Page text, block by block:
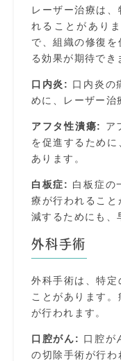
レーザー治療は
れることがあり
で、組織の修復
る効果が期待でき
口内炎: 口内炎の
めに、レーザー治
アフタ性潰瘍:
ア
を促進するため
あります。
白板症: 白板症の
療が行われるこ
減するためにも、
外科手術
外科手術は、特定
ことがあります
が行われます。
口腔がん: 口腔が
の切除手術が行わ